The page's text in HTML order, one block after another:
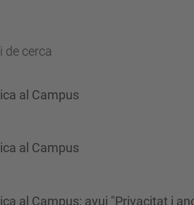
de cerca
al Campus
al Campus
al Campus: avui "Privacitat i